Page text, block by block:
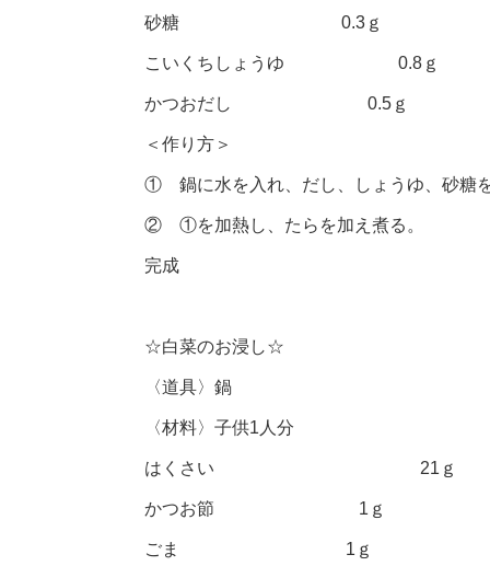
砂糖 0.3ｇ
こいくちしょうゆ 0.8ｇ
かつおだし 0.5ｇ
＜作り方＞
① 鍋に水を入れ、だし、しょうゆ、砂糖を
② ①を加熱し、たらを加え煮る。
完成
☆白菜のお浸し☆
〈道具〉鍋
〈材料〉子供1人分
はくさい 21ｇ
かつお節 1ｇ
ごま 1ｇ